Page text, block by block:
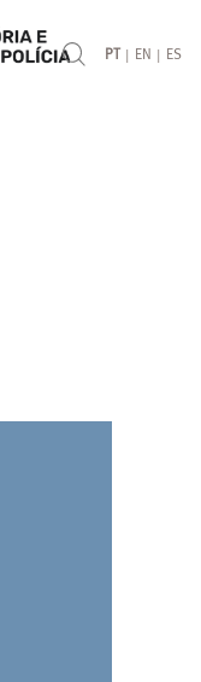
PT | EN | ES